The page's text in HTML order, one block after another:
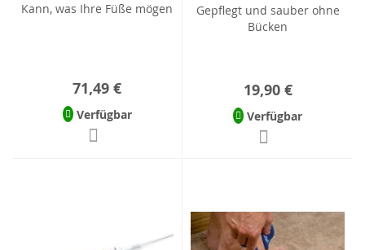
Kann, was Ihre Füße mögen
71,49 €
Verfügbar
Gepflegt und sauber ohne
Bücken
19,90 €
Verfügbar